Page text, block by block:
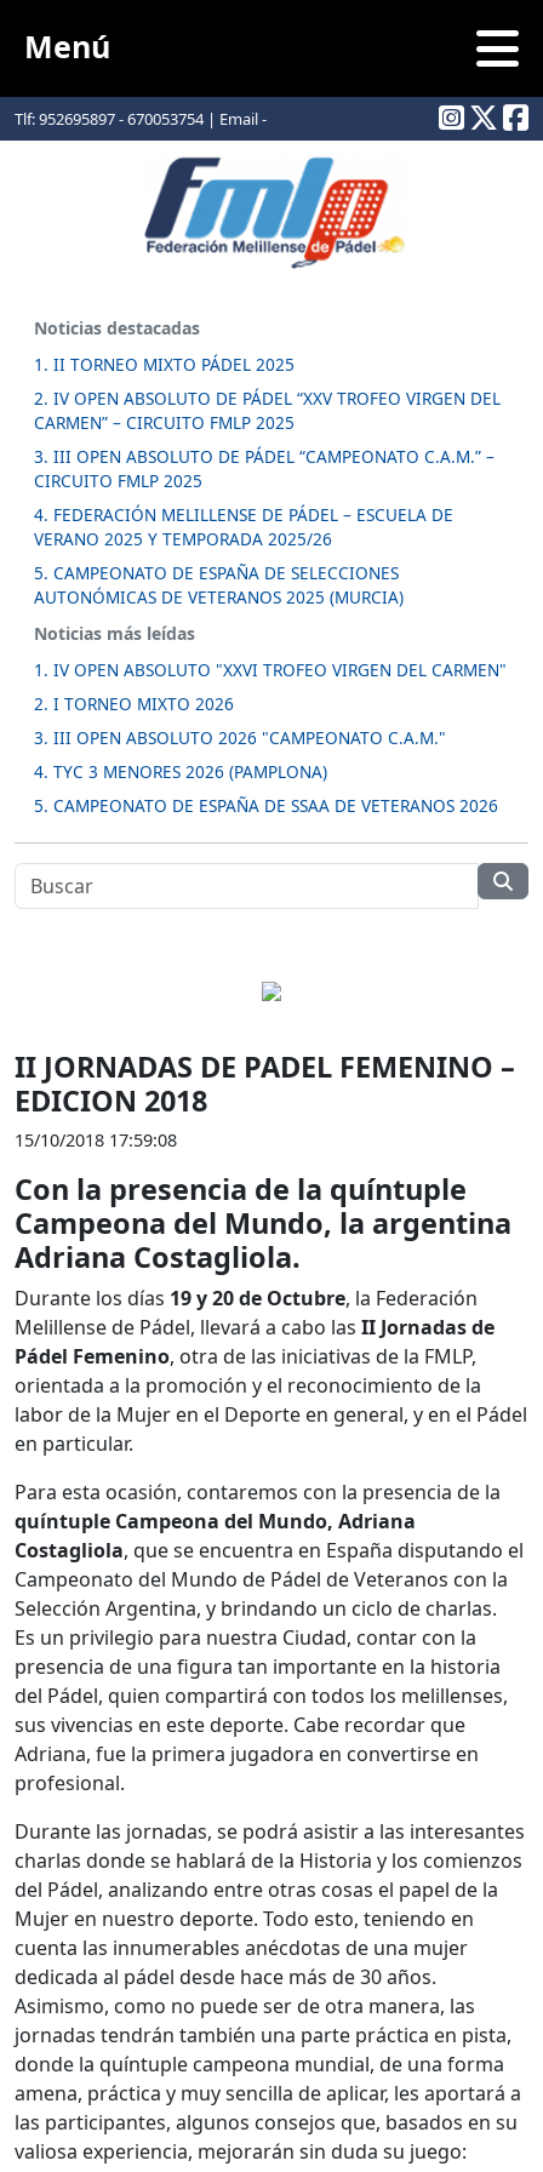
Tlf: 952695897 - 670053754 | Email -
info@padelmelilla.com
Menú
Noticias destacadas
1. II TORNEO MIXTO PÁDEL 2025
2. IV OPEN ABSOLUTO DE PÁDEL “XXV TROFEO VIRGEN DEL
CARMEN” – CIRCUITO FMLP 2025
3. III OPEN ABSOLUTO DE PÁDEL “CAMPEONATO C.A.M.” –
CIRCUITO FMLP 2025
4. FEDERACIÓN MELILLENSE DE PÁDEL – ESCUELA DE
VERANO 2025 Y TEMPORADA 2025/26
5. CAMPEONATO DE ESPAÑA DE SELECCIONES
AUTONÓMICAS DE VETERANOS 2025 (MURCIA)
Noticias más leídas
1. IV OPEN ABSOLUTO "XXVI TROFEO VIRGEN DEL CARMEN"
2. I TORNEO MIXTO 2026
3. III OPEN ABSOLUTO 2026 "CAMPEONATO C.A.M."
4. TYC 3 MENORES 2026 (PAMPLONA)
5. CAMPEONATO DE ESPAÑA DE SSAA DE VETERANOS 2026
II JORNADAS DE PADEL FEMENINO –
EDICION 2018
15/10/2018 17:59:08
Con la presencia de la quíntuple
Campeona del Mundo, la argentina
Adriana Costagliola.
Durante los días 19 y 20 de Octubre, la Federación
Melillense de Pádel, llevará a cabo las II Jornadas de
Pádel Femenino, otra de las iniciativas de la FMLP,
orientada a la promoción y el reconocimiento de la
labor de la Mujer en el Deporte en general, y en el Pádel
en particular.
Para esta ocasión, contaremos con la presencia de la
quíntuple Campeona del Mundo, Adriana
Costagliola, que se encuentra en España disputando el
Campeonato del Mundo de Pádel de Veteranos con la
Selección Argentina, y brindando un ciclo de charlas.
Es un privilegio para nuestra Ciudad, contar con la
presencia de una figura tan importante en la historia
del Pádel, quien compartirá con todos los melillenses,
sus vivencias en este deporte. Cabe recordar que
Adriana, fue la primera jugadora en convertirse en
profesional.
Durante las jornadas, se podrá asistir a las interesantes
charlas donde se hablará de la Historia y los comienzos
del Pádel, analizando entre otras cosas el papel de la
Mujer en nuestro deporte. Todo esto, teniendo en
cuenta las innumerables anécdotas de una mujer
dedicada al pádel desde hace más de 30 años.
Asimismo, como no puede ser de otra manera, las
jornadas tendrán también una parte práctica en pista,
donde la quíntuple campeona mundial, de una forma
amena, práctica y muy sencilla de aplicar, les aportará a
las participantes, algunos consejos que, basados en su
valiosa experiencia, mejorarán sin duda su juego: